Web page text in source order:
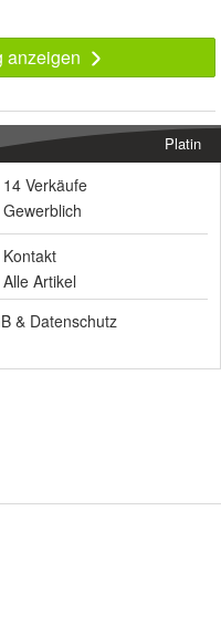
anzeigen
Platin
14 Verkäufe
Gewerblich
Kontakt
Alle Artikel
& Datenschutz